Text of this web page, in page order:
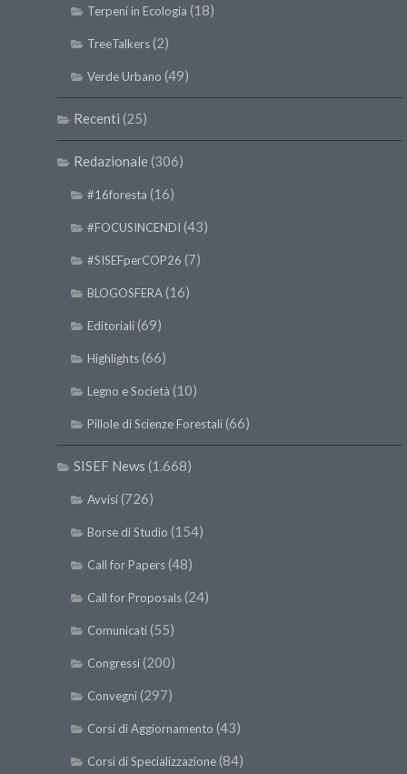
Terpeni in Ecologia (18)
TreeTalkers(2)
Verde Urbano (49)
Recenti (25)
Redazionale (306)
#16foresta (16)
#FOCUSINCENDI (43)
#SISEFperCOP26 (7)
BLOGOSFERA (16)
Editoriali(69)
Highlights(66)
Legno e Società (10)
Pillole di Scienze Forestali(66)
SISEF News (1.668)
Avvisi(726)
Borse di Studio (154)
Call for Papers(48)
Call for Proposals(24)
Comunicati(55)
Congressi(200)
Convegni(297)
Corsi di Aggiornamento (43)
Corsi di Specializzazione(84)